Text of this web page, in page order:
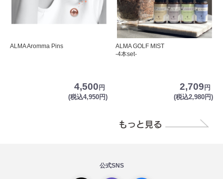
ALMA Aromma Pins
4,500円
(税込4,950円)
ALMA GOLF MIST
-4本set-
2,709円
(税込2,980円)
公式SNS